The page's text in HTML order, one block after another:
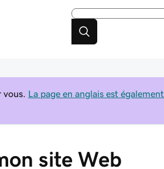
La page en anglais est également
site Web